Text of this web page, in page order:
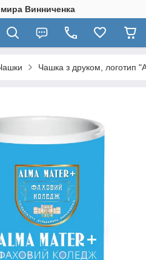
Винниченка
Чашка з друком, логотип